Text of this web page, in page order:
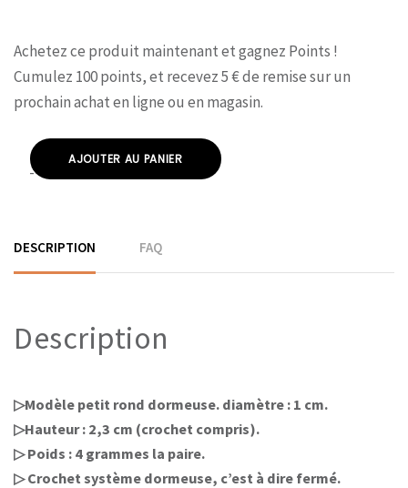
Achetez ce produit maintenant et gagnez Points !
Cumulez 100 points, et recevez 5 € de remise sur un
prochain achat en ligne ou en magasin.
AJOUTER AU PANIER
DESCRIPTION FAQ
Description
▷Modèle petit rond dormeuse. diamètre : 1 cm.
▷Hauteur : 2,3 cm (crochet compris).
▷ Poids : 4 grammes la paire.
▷ Crochet système dormeuse, c’est à dire fermé.